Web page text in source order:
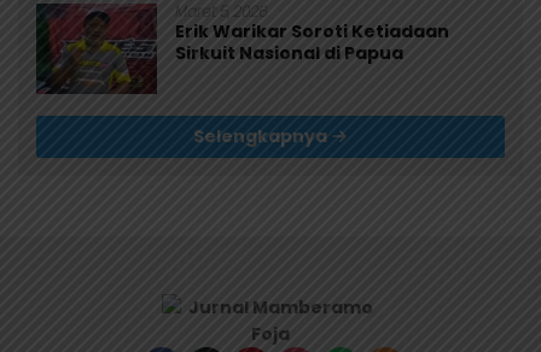
Maret 5, 2026
Erik Warikar Soroti Ketiadaan
Sirkuit Nasional di Papua
Selengkapnya